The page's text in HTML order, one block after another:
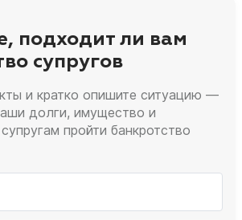
подходит ли вам
супругов
и кратко опишите ситуацию —
долги, имущество и
пройти банкротство